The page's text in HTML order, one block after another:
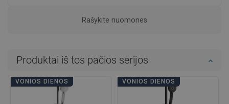
Rašykite nuomones
Produktai iš tos pačios serijos
VONIOS DIENOS VONIOS DIENOS